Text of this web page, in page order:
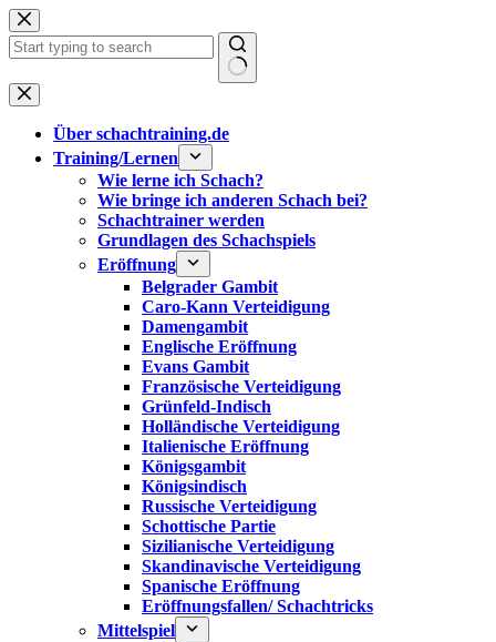
Zum
Inhalt
springen
Keine
Ergebnisse
Über schachtraining.de
Training/Lernen
Wie lerne ich Schach?
Wie bringe ich anderen Schach bei?
Schachtrainer werden
Grundlagen des Schachspiels
Eröffnung
Belgrader Gambit
Caro-Kann Verteidigung
Damengambit
Englische Eröffnung
Evans Gambit
Französische Verteidigung
Grünfeld-Indisch
Holländische Verteidigung
Italienische Eröffnung
Königsgambit
Königsindisch
Russische Verteidigung
Schottische Partie
Sizilianische Verteidigung
Skandinavische Verteidigung
Spanische Eröffnung
Eröffnungsfallen/ Schachtricks
Mittelspiel